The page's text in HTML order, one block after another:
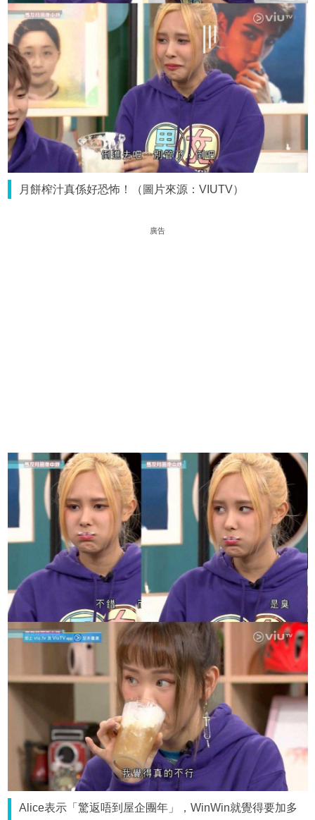
月餅榨汁真係好恐怖！（圖片來源：VIUTV）
廣告
Alice表示「驚返唔到屋企團年」，WinWin就覺得要加多